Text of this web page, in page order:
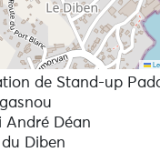
de Stand-up
André Déan
Diben